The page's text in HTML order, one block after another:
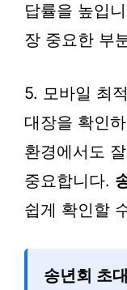
답률을 높입
장 중요한 부
5. 모바일 최
대장을 확인
환경에서도
중요합니다.
쉽게 확인할
송년회 초